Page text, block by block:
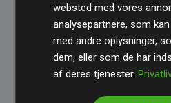
kvalitet og
Du kan læse mere om de
websted med vores
analysepartnere, som
med andre oplysninger,
dem, eller som de har
af deres tjenester.